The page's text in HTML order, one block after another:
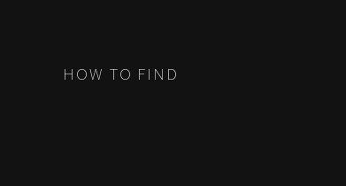
HOW TO FIND